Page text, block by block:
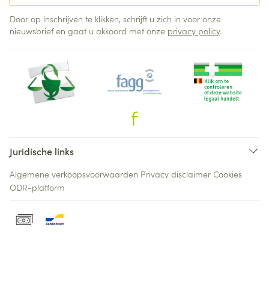
Door op inschrijven te klikken, schrijft u zich in voor onze
nieuwsbrief en gaat u akkoord met onze privacy policy.
Juridische links
Algemene verkoopsvoorwaarden Privacy disclaimer Cookies
ODR-platform